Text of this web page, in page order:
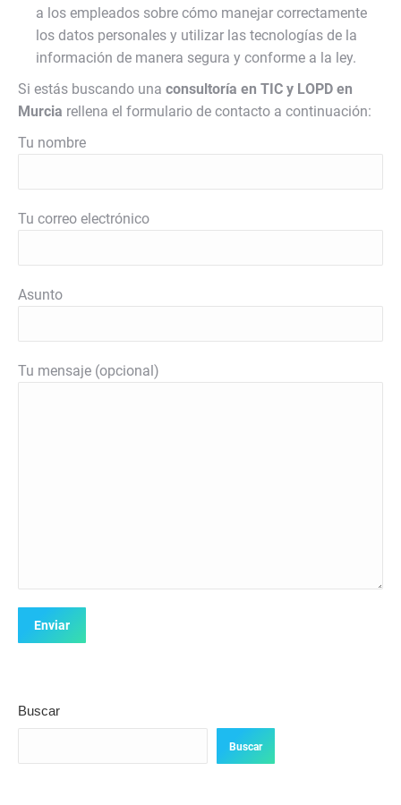
a los empleados sobre cómo manejar correctamente
los datos personales y utilizar las tecnologías de la
información de manera segura y conforme a la ley.
Si estás buscando una consultoría en TIC y LOPD en
Murcia rellena el formulario de contacto a continuación:
Tu nombre
Tu correo electrónico
Asunto
Tu mensaje (opcional)
Buscar
Buscar